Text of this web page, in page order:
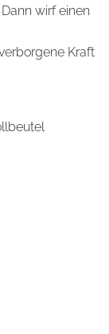
wirf einen
Kraft